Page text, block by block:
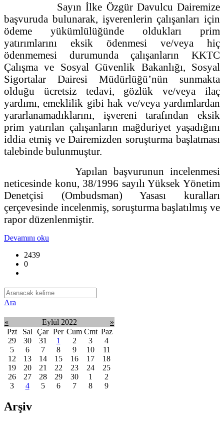
Sayın İlke Özgür Davulcu Dairemize
başvuruda bulunarak, işverenlerin çalışanları için
ödeme yükümlülüğünde oldukları prim
yatırımlarını eksik ödenmesi ve/veya hiç
ödenmemesi durumunda çalışanların KKTC
Çalışma ve Sosyal Güvenlik Bakanlığı, Sosyal
Sigortalar Dairesi Müdürlüğü’nün sunmakta
olduğu ücretsiz tedavi, gözlük ve/veya ilaç
yardımı, emeklilik gibi hak ve/veya yardımlardan
yararlanamadıklarını, işvereni tarafından eksik
prim yatırılan çalışanların mağduriyet yaşadığını
iddia etmiş ve Dairemizden soruşturma başlatması
talebinde bulunmuştur.
Yapılan başvurunun incelenmesi
neticesinde konu, 38/1996 sayılı Yüksek Yönetim
Denetçisi (Ombudsman) Yasası kuralları
çerçevesinde incelenmiş, soruşturma başlatılmış ve
rapor düzenlenmiştir.
Devamını oku
2439
0
Ara
« Eylül 2022
»
Pzt
Sal Çar Per Cum Cmt Paz
29
30 31 1 2 3
4
5
6 7 8 9 10
11
12
13 14 15 16 17
18
19
20 21 22 23 24
25
26
27 28 29 30 1
2
3
4 5 6 7 8 9
Arşiv